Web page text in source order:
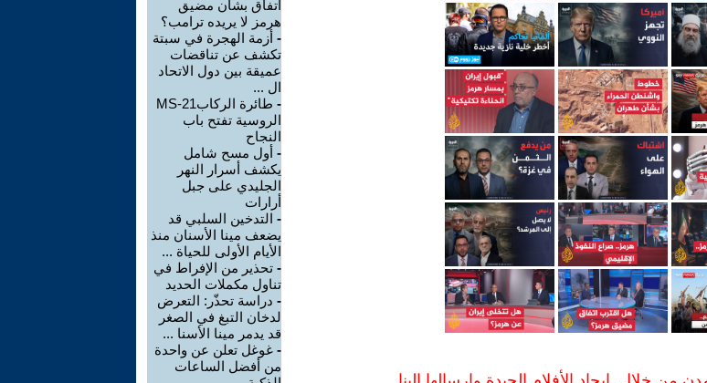
اتفاق بشأن مضيق
هرمز لا يريده ترامب؟
- أزمة الهجرة في سبتة
تكشف عن تناقضات
عميقة بين دول الاتحاد
ال ...
-
طائرة الركابMS-21
الروسية تفتح باب
النجاح
- أول مسح شامل
يكشف أسرار النهر
الجليدي على جبل
أرارات
- التدخين السلبي قد
يضعف مينا الأسنان منذ
الأيام الأولى للحياة ...
- تحذير من الإفراط في
تناول مكملات الحديد
- دراسة تحذّر: التعرض
لدخان التبغ في الصغر
قد يدمر مينا الأسنا ...
- غوغل تعلن عن واحدة
من أفضل الساعات